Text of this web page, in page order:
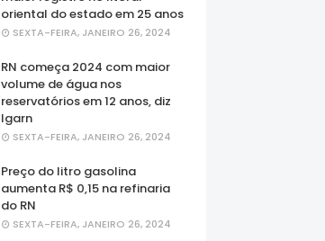
oriental do estado em 25 anos
SEXTA-FEIRA, JANEIRO 26, 2024
RN começa 2024 com maior
volume de água nos
reservatórios em 12 anos, diz
Igarn
SEXTA-FEIRA, JANEIRO 26, 2024
Preço do litro gasolina
aumenta R$ 0,15 na refinaria
do RN
SEXTA-FEIRA, JANEIRO 26, 2024